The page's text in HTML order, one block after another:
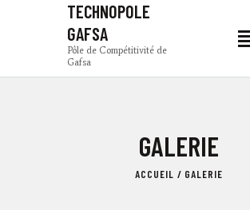
TECHNOPOLE
GAFSA
Pôle de Compétitivité de
Gafsa
GALERIE
ACCUEIL GALERIE
TECHNOPOLE GAFSA